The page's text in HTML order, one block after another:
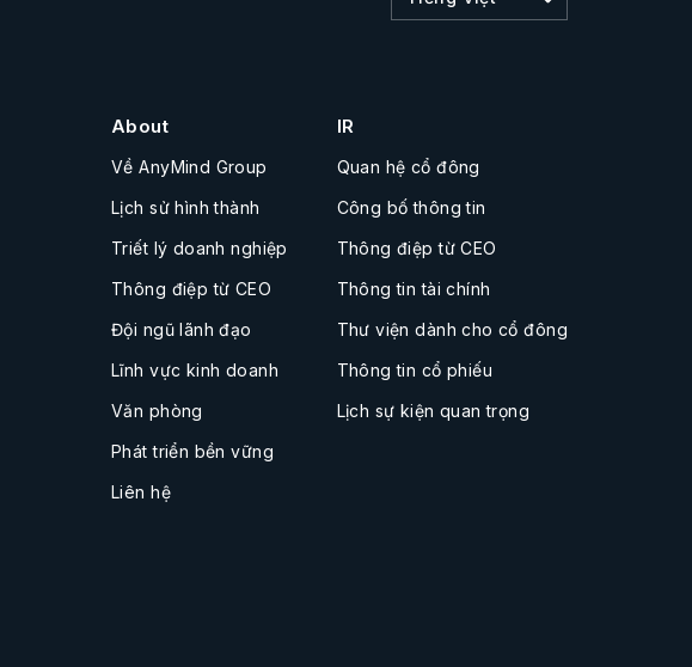
About
Về AnyMind Group
Lịch sử hình thành
Triết lý doanh nghiệp
Thông điệp từ CEO
Đội ngũ lãnh đạo
Lĩnh vực kinh doanh
Văn phòng
Phát triển bền vững
Liên hệ
IR
Quan hệ cổ đông
Công bố thông tin
Thông điệp từ CEO
Thông tin tài chính
Thư viện dành cho cổ đông
Thông tin cổ phiếu
Lịch sự kiện quan trọng